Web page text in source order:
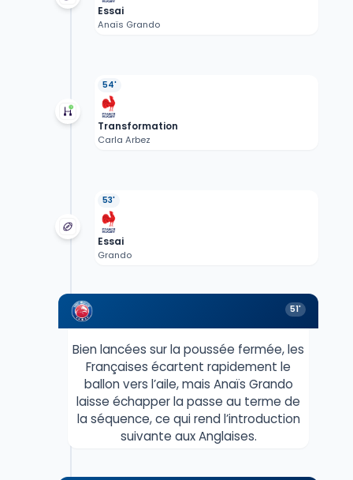
Essai
Anaïs Grando
54'
Transformation
Carla Arbez
53'
Essai
Grando
51'
Bien lancées sur la poussée fermée, les
Françaises écartent rapidement le
ballon vers l’aile, mais Anaïs Grando
laisse échapper la passe au terme de
la séquence, ce qui rend l’introduction
suivante aux Anglaises.